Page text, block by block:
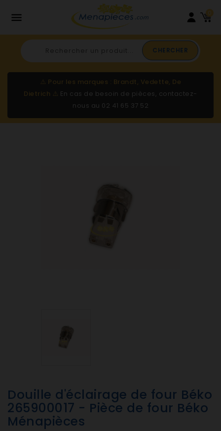
 0
CHERCHER
⚠️ Pour les marques : Brandt, Vedette, De
Dietrich ⚠️ En cas de besoin de pièces, contactez-
nous au 02 41 65 37 52
Douille d'éclairage de four Béko
265900017 - Pièce de four Béko
Ménapièces